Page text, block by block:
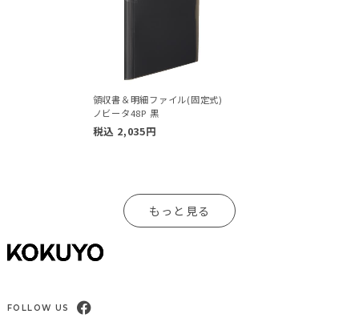
領収書＆明細ファイル(固定式)
ノビータ48P 黒
税込 2,035円
もっと見る
FOLLOW US